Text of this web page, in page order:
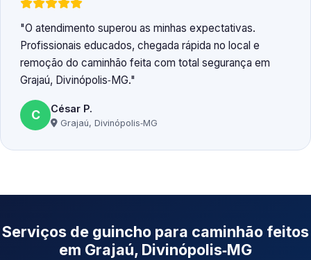
O atendimento superou as minhas expectativas.
Profissionais educados, chegada rápida no local e
remoção do caminhão feita com total segurança em
Grajaú, Divinópolis‑MG.
C César P.
Grajaú, Divinópolis‑MG
Serviços de guincho para caminhão feitos
em Grajaú, Divinópolis‑MG